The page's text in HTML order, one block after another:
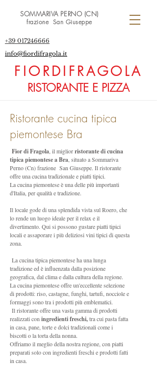
SOMMARIVA PERNO (CN)
frazione San Giuseppe
FIORDIFRAGOLA
RISTORANTE E PIZZA
+39 017246666
info@fiordifragola.it
Ristorante cucina tipica
piemontese Bra
Fior di Fragola , il migliorristorante di cucina
tipica piemontese a Bra , situato a Sommariva
Perno (Cn) frazione San Giuseppe. Il ristorante
offre una cucina tradizionale e piatti tipici.
La cucina piemontese è una delle più importanti
d'Italia, per qualità e tradizione.
Il locale gode di una splendida vista sul Roero, che
lo rende un luogo ideale per il relax e il
divertimento. Qui si possono gustare piatti tipici
locali e assaporare i più deliziosi vini tipici di questa
zona.
La cucina tipica piemontese ha una lunga
tradizione ed è influenzata dalla posizione
geografica, dal clima e dalla cultura della regione.
La cucina piemontese offre un'eccellente selezione
di prodotti: riso, castagne, funghi, tartufi, nocciole e
formaggi sono tra i prodotti più emblematici.
Il ristorante offre una vasta gamma di prodotti
realizzati con ingredienti freschi,tra cui pasta fatta
in casa, pane, torte e dolci tradizionali come i
biscotti o la torta della nonna.
Offriamo il meglio della nostra regione, con piatti
preparati solo con ingredienti freschi e prodotti fatti
in casa.